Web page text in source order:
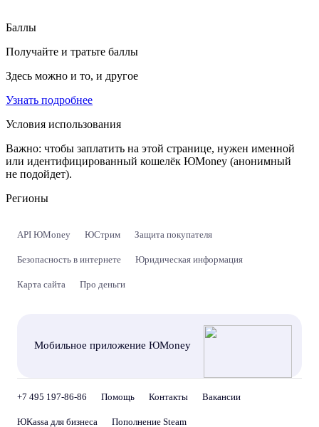
Баллы
Получайте и тратьте баллы
Здесь можно и то, и другое
Узнать подробнее
Условия использования
Важно: чтобы заплатить на этой странице, нужен именной
или идентифицированный кошелёк ЮMoney (анонимный
не подойдет).
Регионы
API ЮMoney ЮСтрим Защита покупателя
Безопасность в интернете Юридическая информация
Карта сайта Про деньги
Мобильное приложение ЮMoney
+7 495 197-86-86 Помощь Контакты Вакансии
ЮKassa для бизнеса Пополнение Steam